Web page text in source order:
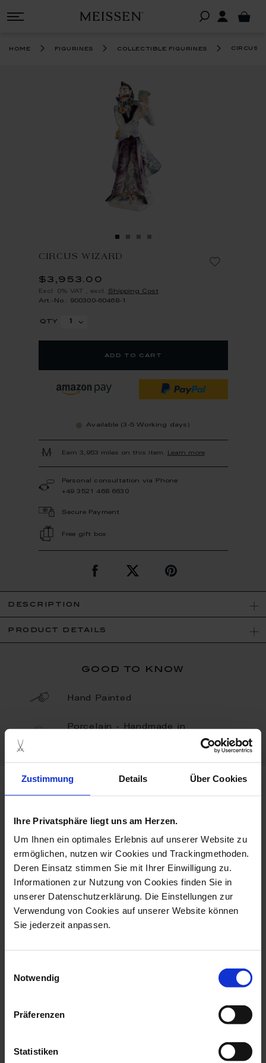
Zustimmung Details Über Cookies
Ihre Privatsphäre liegt uns am Herzen.
Um Ihnen ein optimales Erlebnis auf unserer Website zu
ermöglichen, nutzen wir Cookies und Trackingmethoden.
Deren Einsatz stimmen Sie mit Ihrer Einwilligung zu.
Informationen zur Nutzung von Cookies finden Sie in
unserer Datenschutzerklärung. Die Einstellungen zur
Verwendung von Cookies auf unserer Website können
Sie jederzeit anpassen.
Notwendig
Präferenzen
Statistiken
home figurines collectible figurines circus
CIRCUS WIZARD
$3,953.00
Excl. 0% VAT excl. Shipping Cost
Art.-No.: 900300-60468-1
qty
add to cart
Available (3-5 Working days)
Earn 3,953 miles on this item. Learn more
Personal consultation via Phone
+49 3521 468 6630
Secure Payment
Free gift box
description
product details
good to know
Hand Painted
Porcelain - Handmade in
Coloured With Gol...
$8,855.00